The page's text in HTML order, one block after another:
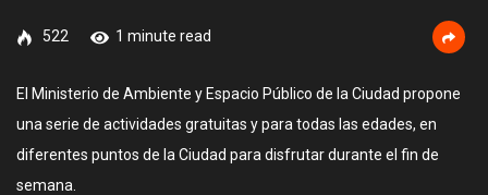
522 1 minute read
El Ministerio de Ambiente y Espacio Público de la Ciudad propone
una serie de actividades gratuitas y para todas las edades, en
diferentes puntos de la Ciudad para disfrutar durante el fin de
semana.